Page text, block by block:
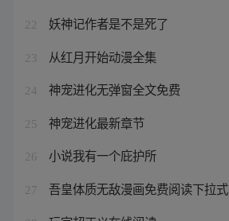
22 妖神记作者是不是死了
23 从红月开始动漫全集
24 神宠进化无弹窗全文免费
25 神宠进化最新章节
26 小说我有一个庇护所
27 吾皇体质无敌漫画免费阅读下拉式